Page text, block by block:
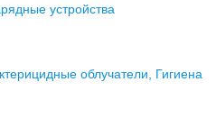
устройства
облучатели, Гигиена